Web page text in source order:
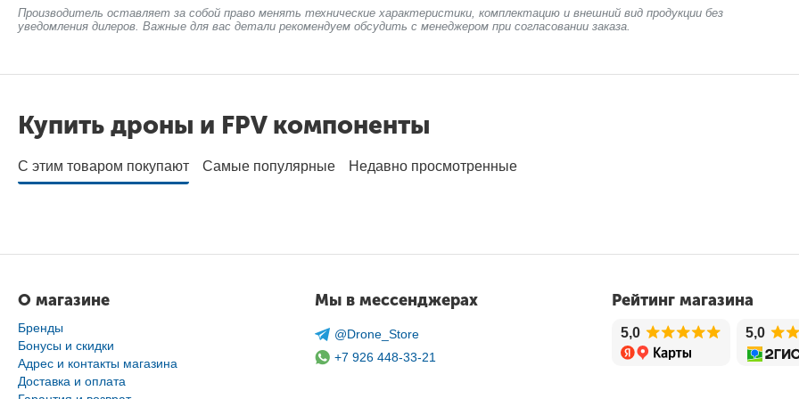
Производитель оставляет за собой право менять технические характеристики, комплектацию и внешний вид продукции без
уведомления дилеров. Важные для вас детали рекомендуем обсудить с менеджером при согласовании заказа.
Купить дроны и FPV компоненты
С этим товаром покупают Самые популярные Недавно просмотренные
О магазине
Бренды
Бонусы и скидки
Адрес и контакты магазина
Доставка и оплата
Мы в мессенджерах
@Drone_Store
+7 926 448-33-21
Рейтинг магазина
5,0 5,0